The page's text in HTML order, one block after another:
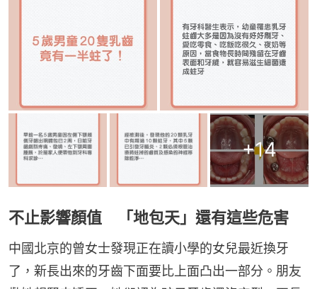
+14
不止影響顏值 「地包天」還有這些危害
中國北京的曾女士發現正在讀小學的女兒最近換牙
了，新長出來的牙齒下面要比上面凸出一部分。朋友